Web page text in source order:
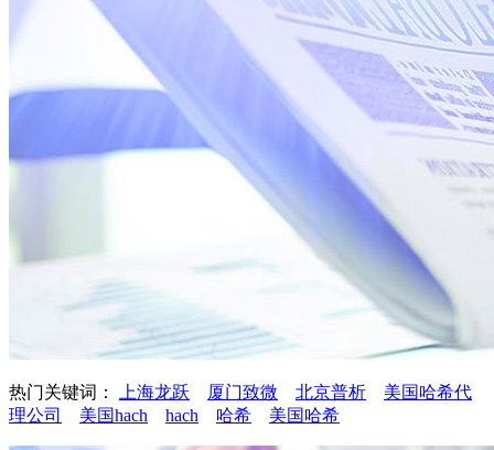
热门关键词： 上海龙跃 厦门致微 北京普析
美国哈希代
理公司
美国hach hach 哈希 美国哈希